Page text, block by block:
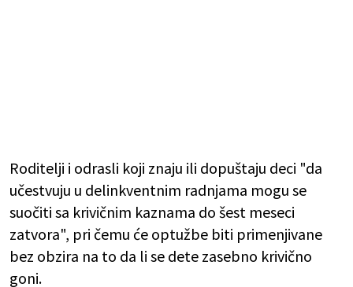
Roditelji i odrasli koji znaju ili dopuštaju deci "da
učestvuju u delinkventnim radnjama mogu se
suočiti sa krivičnim kaznama do šest meseci
zatvora", pri čemu će optužbe biti primenjivane
bez obzira na to da li se dete zasebno krivično
goni.